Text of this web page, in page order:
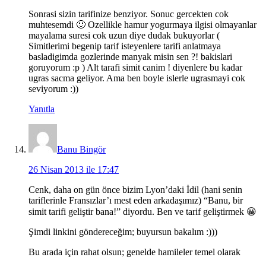
Sonrasi sizin tarifinize benziyor. Sonuc gercekten cok
muhtesemdi 🙂 Ozellikle hamur yogurmaya ilgisi olmayanlar
mayalama suresi cok uzun diye dudak bukuyorlar (
Simitlerimi begenip tarif isteyenlere tarifi anlatmaya
basladigimda gozlerinde manyak misin sen ?! bakislari
goruyorum :p ) Alt tarafi simit canim ! diyenlere bu kadar
ugras sacma geliyor. Ama ben boyle islerle ugrasmayi cok
seviyorum :))
Yanıtla
Banu Bingör
26 Nisan 2013 ile 17:47
Cenk, daha on gün önce bizim Lyon’daki İdil (hani senin
tariflerinle Fransızlar’ı mest eden arkadaşımız) “Banu, bir
simit tarifi geliştir bana!” diyordu. Ben ve tarif geliştirmek 😀
Şimdi linkini göndereceğim; buyursun bakalım :)))
Bu arada için rahat olsun; genelde hamileler temel olarak